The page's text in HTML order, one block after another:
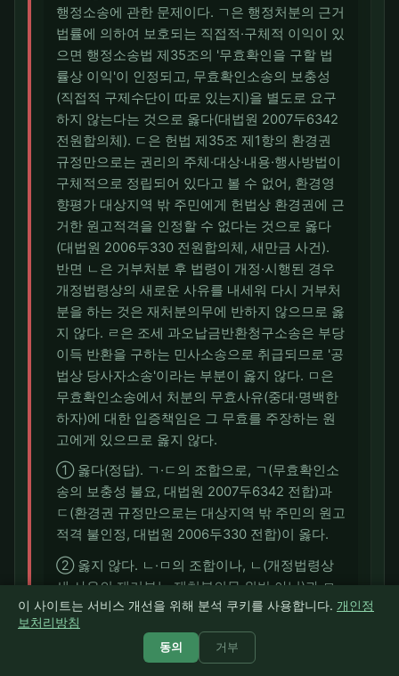
행정소송에 관한 문제이다. ㄱ은 행정처분의 근거
법률에 의하여 보호되는 직접적·구체적 이익이 있
으면 행정소송법 제35조의 '무효확인을 구할 법
률상 이익'이 인정되고, 무효확인소송의 보충성
(직접적 구제수단이 따로 있는지)을 별도로 요구
하지 않는다는 것으로 옳다(대법원 2007두6342
전원합의체). ㄷ은 헌법 제35조 제1항의 환경권
규정만으로는 권리의 주체·대상·내용·행사방법이
구체적으로 정립되어 있다고 볼 수 없어, 환경영
향평가 대상지역 밖 주민에게 헌법상 환경권에 근
거한 원고적격을 인정할 수 없다는 것으로 옳다
(대법원 2006두330 전원합의체, 새만금 사건).
반면 ㄴ은 거부처분 후 법령이 개정·시행된 경우
개정법령상의 새로운 사유를 내세워 다시 거부처
분을 하는 것은 재처분의무에 반하지 않으므로 옳
지 않다. ㄹ은 조세 과오납금반환청구소송은 부당
이득 반환을 구하는 민사소송으로 취급되므로 '공
법상 당사자소송'이라는 부분이 옳지 않다. ㅁ은
무효확인소송에서 처분의 무효사유(중대·명백한
하자)에 대한 입증책임은 그 무효를 주장하는 원
고에게 있으므로 옳지 않다.
① 옳다(정답). ㄱ·ㄷ의 조합으로, ㄱ(무효확인소
송의 보충성 불요, 대법원 2007두6342 전합)과
ㄷ(환경권 규정만으로는 대상지역 밖 주민의 원고
적격 불인정, 대법원 2006두330 전합)이 옳다.
② 옳지 않다. ㄴ·ㅁ의 조합이나, ㄴ(개정법령상
새 사유의 재거부는 재처분의무 위반 아님)과 ㅁ
(무효사유 입증책임은 원고)은 옳지 않은 지문이
다.
③ 옳지 않다. ㄱ·ㄷ·ㄹ의 조합이나, ㄹ은 옳지 않
이 사이트는 서비스 개선을 위해 분석 쿠키를 사용합니다. 개인정
보처리방침
동의 거부